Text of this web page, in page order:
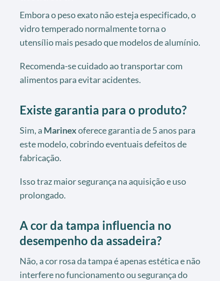
Embora o peso exato não esteja especificado, o
vidro temperado normalmente torna o
utensílio mais pesado que modelos de alumínio.
Recomenda-se cuidado ao transportar com
alimentos para evitar acidentes.
Existe garantia para o produto?
Sim, a Marinexoferece garantia de 5 anos para
este modelo, cobrindo eventuais defeitos de
fabricação.
Isso traz maior segurança na aquisição e uso
prolongado.
A cor da tampa influencia no
desempenho da assadeira?
Não, a cor rosa da tampa é apenas estética e não
interfere no funcionamento ou segurança do